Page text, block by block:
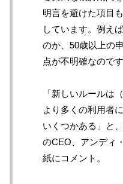
明言を避けた項目
しています。例え
のか、50歳以上の
点が不明確なのです
「新しいルールは
より多くの利用者
いくつかある」と
のCEO、アンディ
紙にコメント。